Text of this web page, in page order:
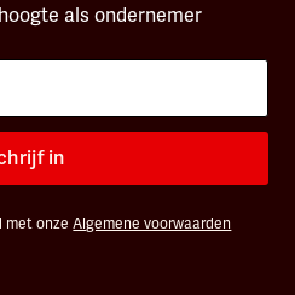
als ondernemer
in
met onzeAlgemene voorwaarden